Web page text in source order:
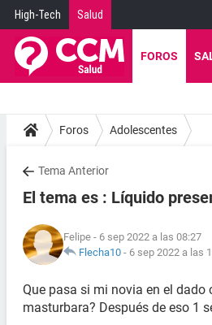
High-Tech Salud
FOROS
Foros Adolescentes
Tema Anterior
El tema es : Líquido
Felipe - 6 sep 2022 a las 08:27
Flecha10 - 6 sep 2022 a las
Que pasa si mi novia en el
masturbara? Después de eso 1